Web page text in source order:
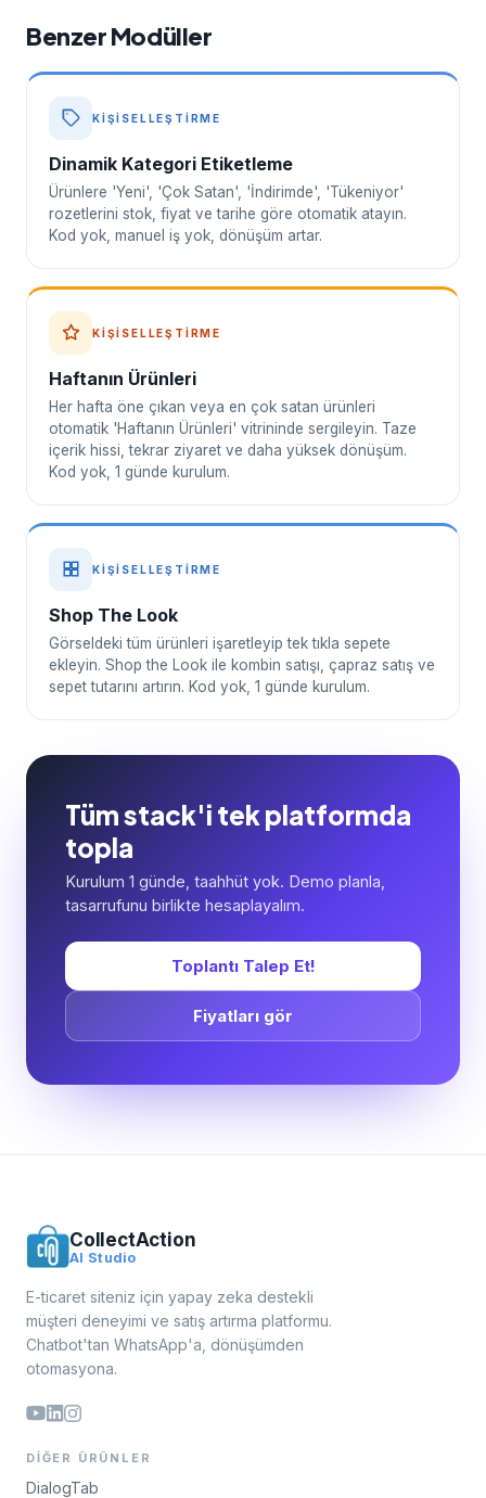
Benzer Modüller
KIŞISELLEŞTIRME
Dinamik Kategori Etiketleme
Ürünlere 'Yeni', 'Çok Satan', 'İndirimde', 'Tükeniyor'
rozetlerini stok, fiyat ve tarihe göre otomatik atayın.
Kod yok, manuel iş yok, dönüşüm artar.
KIŞISELLEŞTIRME
Haftanın Ürünleri
Her hafta öne çıkan veya en çok satan ürünleri
otomatik 'Haftanın Ürünleri' vitrininde sergileyin. Taze
içerik hissi, tekrar ziyaret ve daha yüksek dönüşüm.
Kod yok, 1 günde kurulum.
KIŞISELLEŞTIRME
Shop The Look
Görseldeki tüm ürünleri işaretleyip tek tıkla sepete
ekleyin. Shop the Look ile kombin satışı, çapraz satış ve
sepet tutarını artırın. Kod yok, 1 günde kurulum.
Tüm stack'i tek platformda
topla
Kurulum 1 günde, taahhüt yok. Demo planla,
tasarrufunu birlikte hesaplayalım.
Toplantı Talep Et!
Fiyatları gör
CollectAction
AI Studio
E-ticaret siteniz için yapay zeka destekli
müşteri deneyimi ve satış artırma platformu.
Chatbot'tan WhatsApp'a, dönüşümden
otomasyona.
DIĞER ÜRÜNLER
DialogTab